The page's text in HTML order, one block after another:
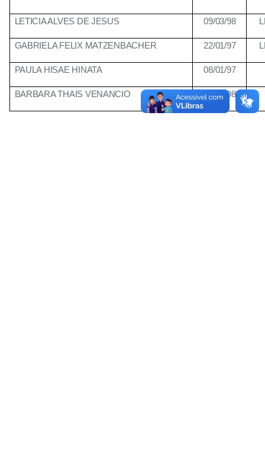
LETICIA ALVES DE JESUS 09/03/98
GABRIELA FELIX MATZENBACHER 22/01/97
PAULA HISAE HINATA 08/01/97
BARBARA THAIS VENANCIO 13/01/98